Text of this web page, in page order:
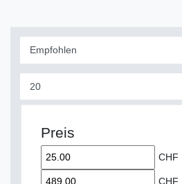
Preis
CHF
CHF